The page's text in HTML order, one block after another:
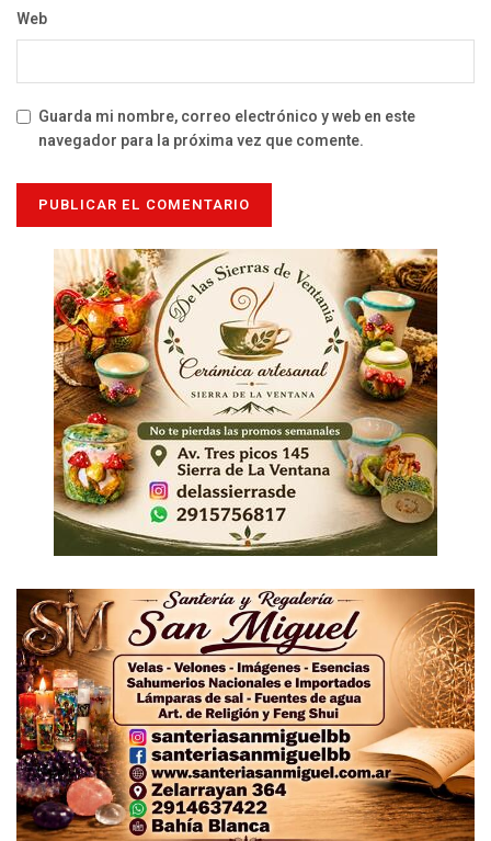
Web
Guarda mi nombre, correo electrónico y web en este
navegador para la próxima vez que comente.